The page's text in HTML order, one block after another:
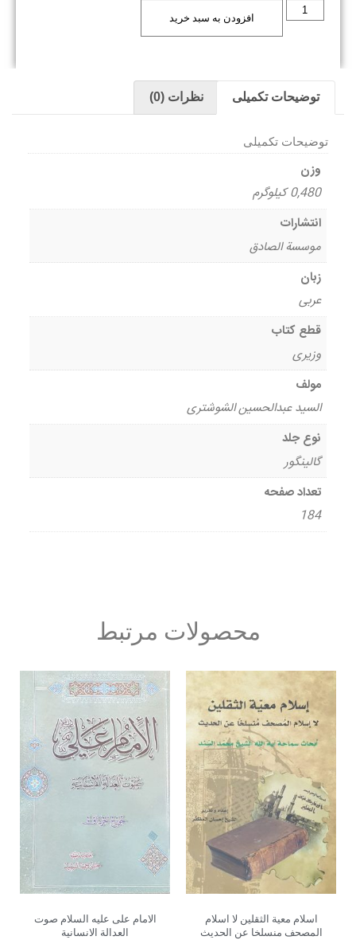
افزودن به سبد خرید
توضیحات تکمیلی نظرات (0)
توضیحات تکمیلی
وزن
0,480 کیلوگرم
انتشارات
موسسة الصادق
زبان
عربی
قطع کتاب
وزیری
مولف
السید عبدالحسین الشوشتری
نوع جلد
گالینگور
تعداد صفحه
184
محصولات مرتبط
اسلام معیة الثقلین لا اسلام
المصحف منسلخا عن الحدیث
الامام علی علیه السلام صوت
العدالة الانسانیة